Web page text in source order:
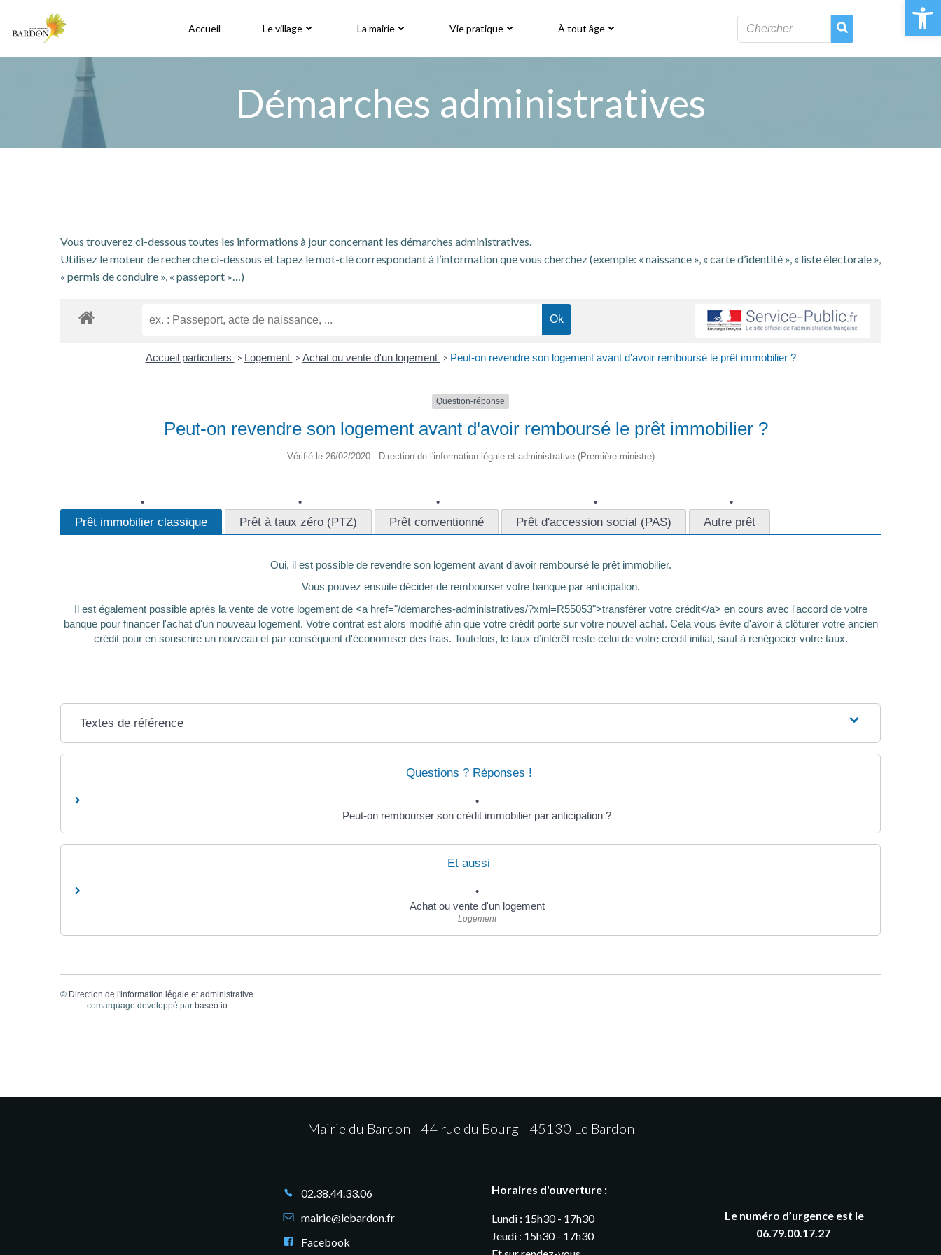
Ouvrir
contenu
Accueil Le village La mairie Vie pratique À tout âge
Démarches administratives
Vous trouverez ci-dessous toutes les informations à jour concernant les démarches administratives.
Utilisez le moteur de recherche ci-dessous et tapez le mot-clé correspondant à l’information que vous cherchez (exemple: « naissance », « carte d’identité », « liste électorale »,
« permis de conduire », « passeport »…)
Accueil particuliers > Logement > Achat ou vente d'un logement > Peut-on revendre son logement avant d'avoir remboursé le prêt immobilier ?
Question-réponse
Peut-on revendre son logement avant d'avoir remboursé le prêt immobilier ?
Vérifié le 26/02/2020 - Direction de l'information légale et administrative (Première ministre)
Prêt immobilier classique Prêt à taux zéro (PTZ) Prêt conventionné Prêt d'accession social (PAS) Autre prêt
Oui, il est possible de revendre son logement avant d'avoir remboursé le prêt immobilier.
Vous pouvez ensuite décider de rembourser votre banque par anticipation.
Il est également possible après la vente de votre logement de <a href="/demarches-administratives/?xml=R55053">transférer votre crédit</a> en cours avec l'accord de votre
banque pour financer l'achat d'un nouveau logement. Votre contrat est alors modifié afin que votre crédit porte sur votre nouvel achat. Cela vous évite d'avoir à clôturer votre ancien
crédit pour en souscrire un nouveau et par conséquent d'économiser des frais. Toutefois, le taux d’intérêt reste celui de votre crédit initial, sauf à renégocier votre taux.
Textes de référence
Questions ? Réponses !
Peut-on rembourser son crédit immobilier par anticipation ?
Et aussi
Achat ou vente d'un logement
Logement
© Direction de l'information légale et administrative
comarquage developpé par baseo.io
Mairie du Bardon - 44 rue du Bourg - 45130 Le Bardon
02.38.44.33.06
mairie@lebardon.fr
Facebook
Horaires d'ouverture :
Lundi : 15h30 - 17h30
Jeudi : 15h30 - 17h30
Le numéro d’urgence est le
06.79.00.17.27